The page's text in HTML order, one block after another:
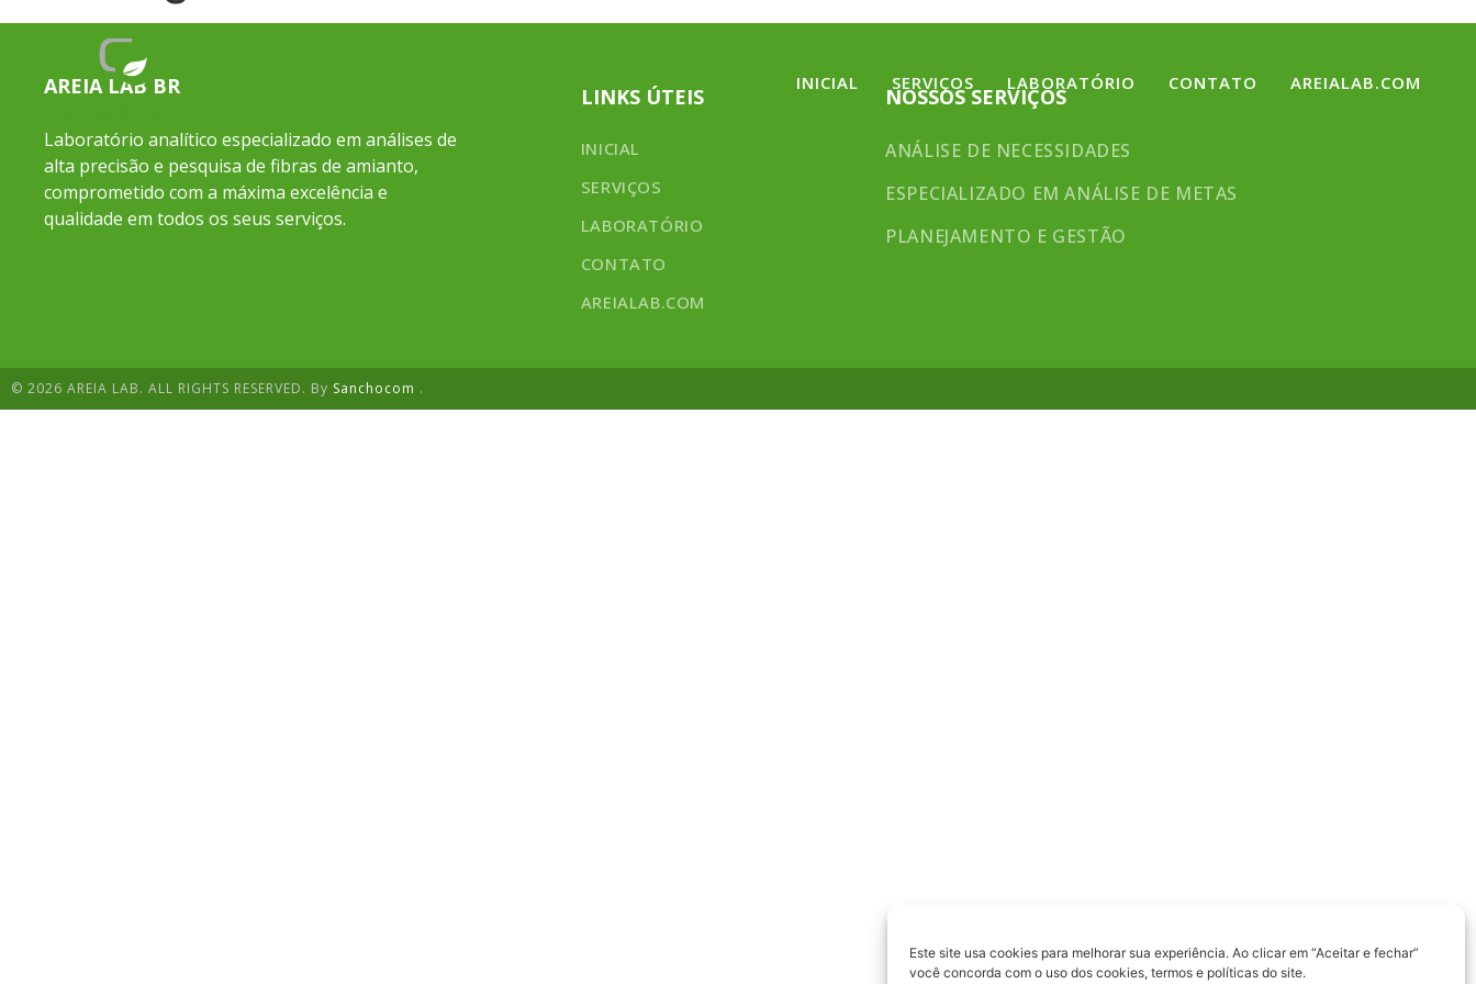
Este site usa cookies para melhorar sua experiência. Ao clicar em “Aceitar e fechar”
você concorda com o uso dos cookies, termos e políticas do site.
INICIAL SERVIÇOS LABORATÓRIO CONTATO AREIALAB.COM
AREIA LAB BR
Laboratório analítico especializado em análises de
alta precisão e pesquisa de fibras de amianto,
comprometido com a máxima excelência e
qualidade em todos os seus serviços.
LINKS ÚTEIS
INICIAL
SERVIÇOS
LABORATÓRIO
CONTATO
AREIALAB.COM
NOSSOS SERVIÇOS
ANÁLISE DE NECESSIDADES
ESPECIALIZADO EM ANÁLISE DE METAS
PLANEJAMENTO E GESTÃO
© 2026 AREIA LAB. ALL RIGHTS RESERVED. By Sanchocom .